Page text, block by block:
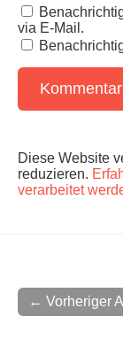
via E-Mail.
Diese Website
reduzieren.
verarbeitet
← Vorheriger